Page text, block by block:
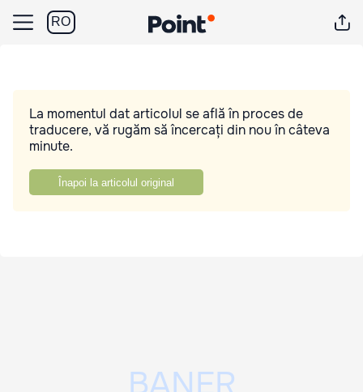
RO
La momentul dat articolul se află în proces de
traducere, vă rugăm să încercați din nou în câteva
minute.
Înapoi la articolul original